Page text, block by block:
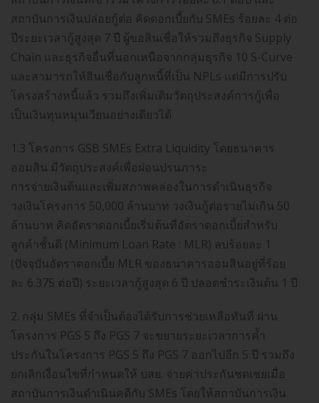
สถาบันการเงินปล่อยกู้ต่อ คิดดอกเบี้ยกับ SMEs ร้อยละ 4 ต่อ
ปีระยะเวลากู้สูงสุด 7 ปี ผู้ขอสินเชื่อให้รวมถึงธุรกิจ Supply
Chain และธุรกิจอื่นที่นอกเหนือจากกลุ่มธุรกิจ 10 S-Curve
และสามารถให้สินเชื่อกับลูกหนี้ที่เป็น NPLs แต่มีการปรับ
โครงสร้างหนี้แล้ว รวมถึงเพิ่มเติมวัตถุประสงค์การกู้เพื่อ
เป็นเงินทุนหมุนเวียนอย่างเดียวได้
1.3 โครงการ GSB SMEs Extra Liquidity โดยธนาคาร
ออมสิน มีวัตถุประสงค์เพื่อผ่อนปรนภาระ
การจ่ายเงินต้นและเพิ่มสภาพคล่องในการดำเนินธุรกิจ
วงเงินโครงการ 50,000 ล้านบาท วงเงินกู้ต่อรายไม่เกิน 50
ล้านบาท คิดอัตราดอกเบี้ยเริ่มต้นที่อัตราดอกเบี้ยสำหรับ
ลูกค้าชั้นดี (Minimum Loan Rate : MLR) ลบร้อยละ 1
(ปัจจุบันอัตราดอกเบี้ย MLR ของธนาคารออมสินอยู่ที่ร้อย
ละ 6.375 ต่อปี) ระยะเวลากู้สูงสุด 6 ปี ปลอดชำระเงินต้น 1 ปี
2. กลุ่ม SMEs ที่จำเป็นต้องได้รับการช่วยเหลือทันที ผ่าน
โครงการ PGS 5 ถึง PGS 7 จะขยายระยะเวลาการค้ำ
ประกันในโครงการ PGS 5 ถึง PGS 7 ออกไปอีก 5 ปี รวมถึง
ยกเลิกเงื่อนไขที่กำหนดให้ บสย. จ่ายค่าประกันชดเชยเมื่อ
สถาบันการเงินดำเนินคดีกับ SMEs โดยให้สถาบันการเงิน